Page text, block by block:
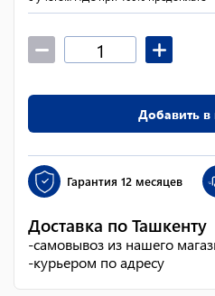
Добавить в
Гарантия 12 месяцев
Доставка по Ташкенту
-самовывоз из нашего
-курьером по адресу